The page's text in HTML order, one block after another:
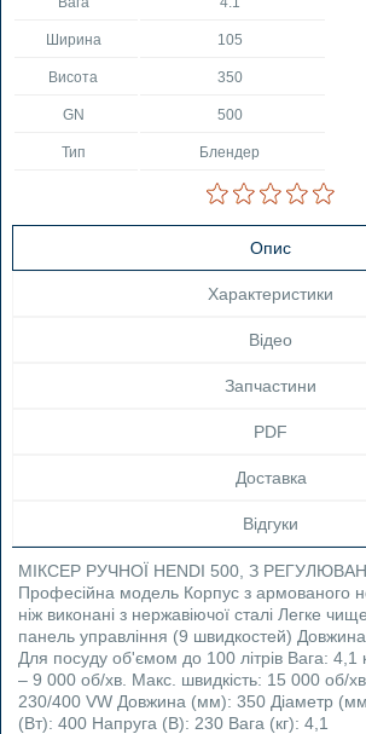
Ширина 105
Висота 350
GN 500
Тип Блендер
Опис
Характеристики
Відео
Запчастини
PDF
Доставка
Відгуки
МІКСЕР РУЧНОЇ HENDI 500, З
Професійна модель Корпус з армованого
ніж виконані з нержавіючої сталі Легке
панель управління (9 швидкостей)
Для посуду об'ємом до 100 літрів Вага: 4,1
– 9 000 об/хв. Макс. швидкість: 15 000 об/
230/400 VW Довжина (мм): 350 Діаметр
(Вт): 400 Напруга (В): 230 Вага (кг): 4,1